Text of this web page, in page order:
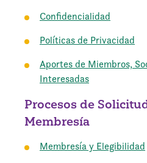
Confidencialidad
Políticas de Privacidad
Aportes de Miembros,
Interesadas
Procesos de
Membresía
Membresía y Elegibilidad